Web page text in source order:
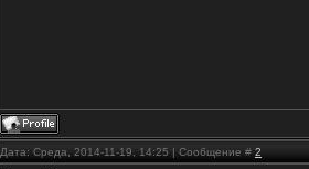
Дата: Среда, 2014-11-19, 14:25 | Сообщение # 2